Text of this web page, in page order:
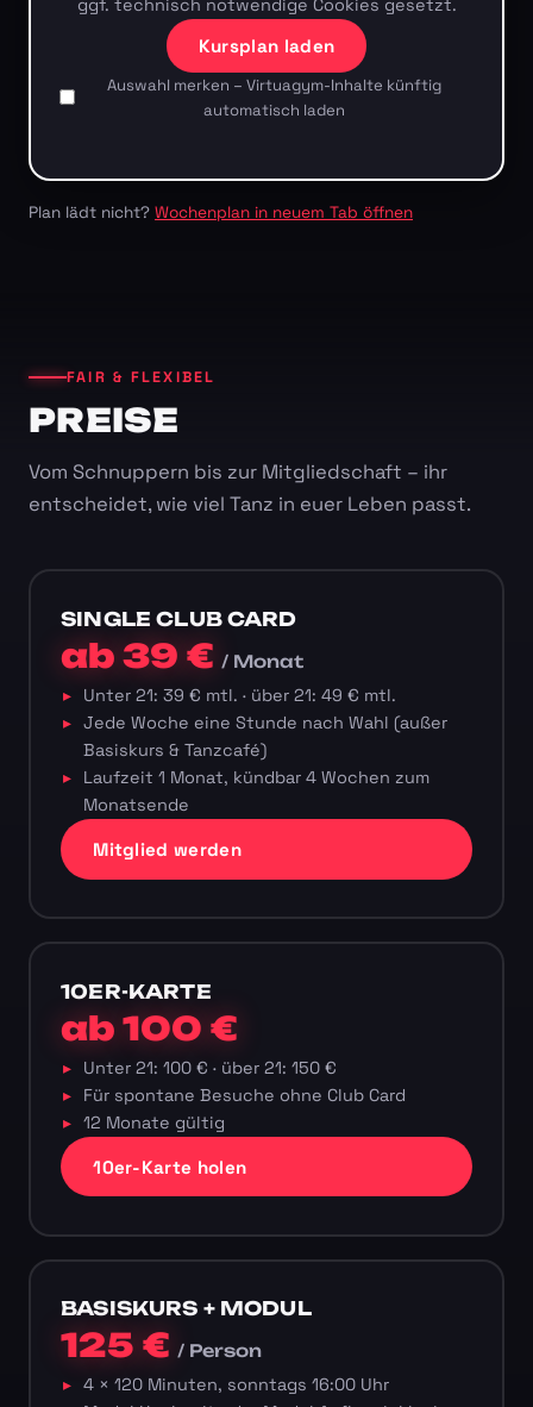
ggf. technisch notwendige Cookies gesetzt.
Kursplan laden
Auswahl merken – Virtuagym-Inhalte künftig
automatisch laden
Plan lädt nicht? Wochenplan in neuem Tab öffnen
FAIR & FLEXIBEL
PREISE
Vom Schnuppern bis zur Mitgliedschaft – ihr
entscheidet, wie viel Tanz in euer Leben passt.
SINGLE CLUB CARD
ab 39 €/ Monat
Unter 21: 39 € mtl. · über 21: 49 € mtl.
Jede Woche eine Stunde nach Wahl (außer
Basiskurs & Tanzcafé)
Laufzeit 1 Monat, kündbar 4 Wochen zum
Monatsende
Mitglied werden
10ER-KARTE
ab 100 €
Unter 21: 100 € · über 21: 150 €
Für spontane Besuche ohne Club Card
12 Monate gültig
10er-Karte holen
BASISKURS + MODUL
125 €/ Person
4 × 120 Minuten, sonntags 16:00 Uhr